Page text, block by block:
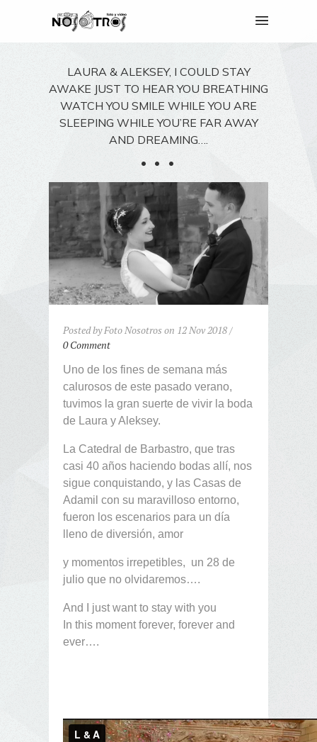
LAURA & ALEKSEY, I COULD STAY
AWAKE JUST TO HEAR YOU BREATHING
WATCH YOU SMILE WHILE YOU ARE
SLEEPING WHILE YOU’RE FAR AWAY
AND DREAMING….
Posted by Foto Nosotros on 12 Nov 2018 /
0 Comment
Uno de los fines de semana más
calurosos de este pasado verano,
tuvimos la gran suerte de vivir la boda
de Laura y Aleksey.
La Catedral de Barbastro, que tras
casi 40 años haciendo bodas allí, nos
sigue conquistando, y las Casas de
Adamil con su maravilloso entorno,
fueron los escenarios para un día
lleno de diversión, amor
y momentos irrepetibles, un 28 de
julio que no olvidaremos….
And I just want to stay with you
In this moment forever, forever and
ever….